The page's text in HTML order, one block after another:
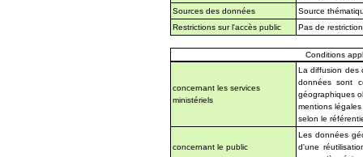
Sources des données
Source
Restrictions sur l'accès public
Pas de
Conditions
concernant les services
ministériels
La diffusion des
données sont
géographiques
mentions
selon le
concernant le public
Les données
d'une